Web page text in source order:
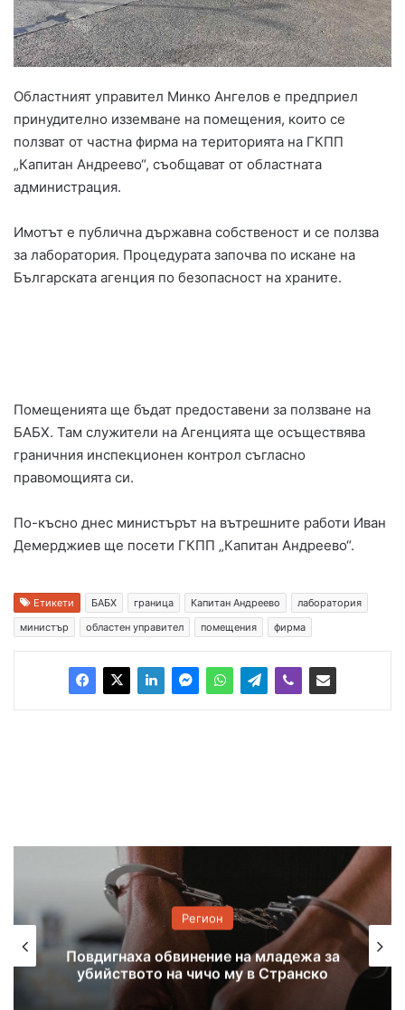
Областният управител Минко Ангелов е предприел
принудително изземване на помещения, които се
ползват от частна фирма на територията на ГКПП
„Капитан Андреево“, съобщават от областната
администрация.
Имотът е публична държавна собственост и се ползва
за лаборатория. Процедурата започва по искане на
Българската агенция по безопасност на храните.
Помещенията ще бъдат предоставени за ползване на
БАБХ. Там служители на Агенцията ще осъществява
граничния инспекционен контрол съгласно
правомощията си.
По-късно днес министърът на вътрешните работи Иван
Демерджиев ще посети ГКПП „Капитан Андреево“.
Етикети БАБХ граница Капитан Андреево
лаборатория
министър
областен управител помещения фирма
Регион
Повдигнаха обвинение на младежа за
убийството на чичо му в Странско